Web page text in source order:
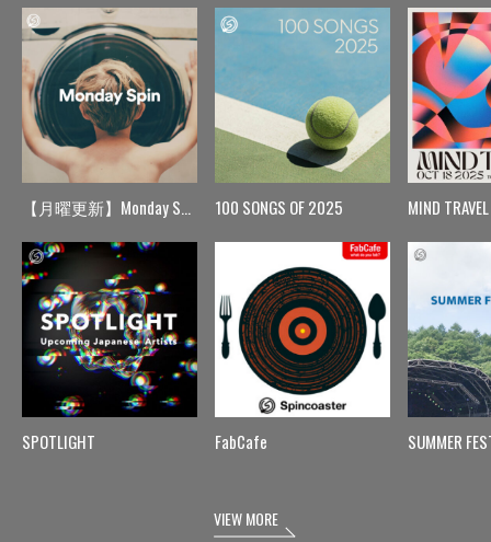
【月曜更新】Monday Spin
SPOTLIGHT
100 SONGS OF 2025
FabCafe
MIND TRAVEL
SUMMER
VIEW MORE